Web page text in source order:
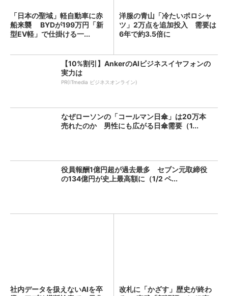
「日本の聖域」軽自動車に赤
船来襲 BYDが199万円「新
型EV軽」で仕掛ける一...
洋服の青山「冷たいポロシャ
ツ」2万点を追加投入 需要は
6年で約3.5倍に
【10%割引】AnkerのAIビジネスイヤフォンの
実力は
PR(ITmedia ビジネスオンライン)
なぜローソンの「コールマン日傘」は20万本
売れたのか 男性にも広がる日傘需要（1...
役員報酬1億円超が過去最多 セブン元取締役
の134億円が史上最高額に（1/2 ペ...
社内データを扱えないAIを卒
改札に「かざす」歴史が終わ